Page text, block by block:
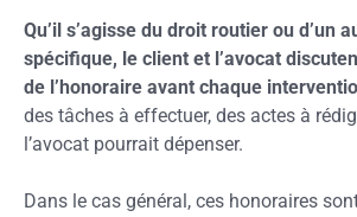
Qu’il s’agisse du droit routier ou d’un
spécifique, le client et l’avocat
de l’honoraire avant chaque
des tâches à effectuer, des actes à
l’avocat pourrait dépenser.
Dans le cas général, ces honoraires